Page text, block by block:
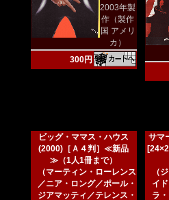
2003年製
作（製作
国 アメリ
カ）
300円
ビッグ・ママス・ハウス
(2000)［Ａ４判］≪新品
≫（1人1冊まで）
（マーティン・ローレンス
／ニア・ロング／ポール・
ジアマッティ／テレンス・
サマ
（
イ
ラ